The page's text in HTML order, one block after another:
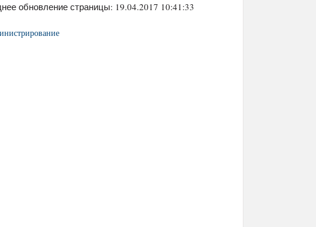
обновление страницы: 19.04.2017 10:41:33